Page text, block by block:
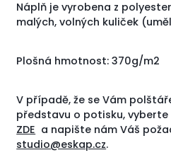
Náplň je vyrobena z
malých, volných kuliček
Plošná hmotnost: 370g/m2
V případě, že se Vám
představu o potisku,
ZDE a napište nám Váš
studio@eskap.cz.